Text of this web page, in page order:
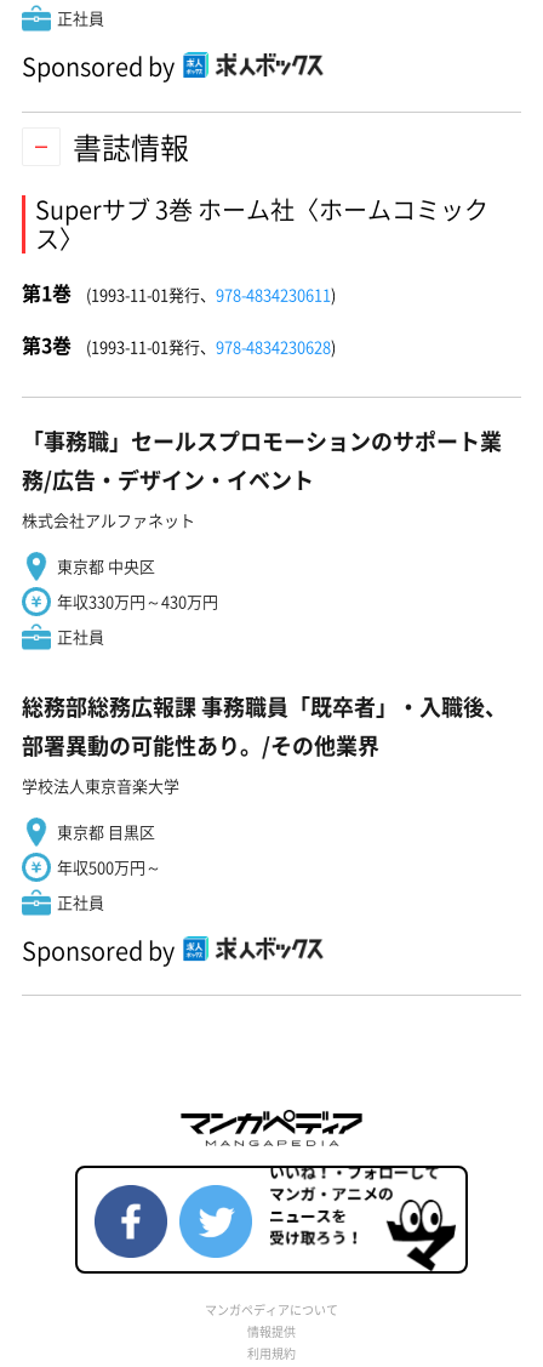
正社員
Sponsored by
書誌情報
Superサブ 3巻 ホーム社〈ホームコミック
ス〉
第1巻 (1993-11-01発行、 978-4834230611)
第3巻 (1993-11-01発行、 978-4834230628)
「事務職」セールスプロモーションのサポート業
務/広告・デザイン・イベント
株式会社アルファネット
東京都 中央区
年収330万円～430万円
正社員
総務部総務広報課 事務職員「既卒者」・入職後、
部署異動の可能性あり。/その他業界
学校法人東京音楽大学
東京都 目黒区
年収500万円～
正社員
Sponsored by
マンガペディアについて
情報提供
利用規約